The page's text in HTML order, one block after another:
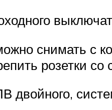
снимать с
розетки
двойного,